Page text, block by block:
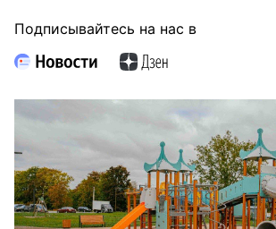
Подписывайтесь на нас в